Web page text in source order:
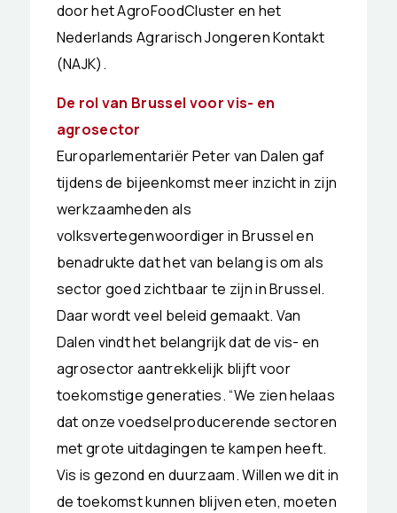
door het AgroFoodCluster en het
Nederlands Agrarisch Jongeren Kontakt
(NAJK).
De rol van Brussel voor vis- en
agrosector
Europarlementariër Peter van Dalen gaf
tijdens de bijeenkomst meer inzicht in zijn
werkzaamheden als
volksvertegenwoordiger in Brussel en
benadrukte dat het van belang is om als
sector goed zichtbaar te zijn in Brussel.
Daar wordt veel beleid gemaakt. Van
Dalen vindt het belangrijk dat de vis- en
agrosector aantrekkelijk blijft voor
toekomstige generaties. “We zien helaas
dat onze voedselproducerende sectoren
met grote uitdagingen te kampen heeft.
Vis is gezond en duurzaam. Willen we dit in
de toekomst kunnen blijven eten, moeten